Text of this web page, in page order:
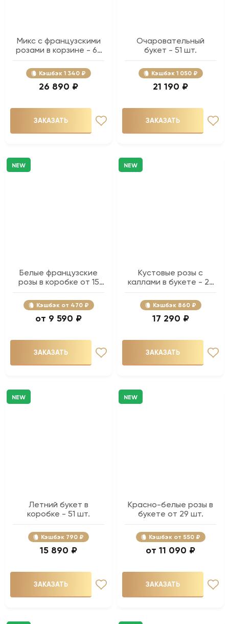
Микс с французскими
розами в корзине - 65
шт.
Кэшбэк 1 340 ₽
26 890 ₽
ЗАКАЗАТЬ
Очаровательный
букет - 51 шт.
Кэшбэк 1 050 ₽
21 190 ₽
ЗАКАЗАТЬ
NEW
Белые французские
розы в коробке от 15
шт.
Кэшбэк 470 ₽
9 590 ₽
ЗАКАЗАТЬ
NEW
Кустовые розы с
каллами в букете - 29
шт.
Кэшбэк 860 ₽
17 290 ₽
ЗАКАЗАТЬ
NEW
Летний букет в
коробке - 51 шт.
Кэшбэк 790 ₽
15 890 ₽
ЗАКАЗАТЬ
NEW
Красно-белые розы в
букете от 29 шт.
Кэшбэк 550 ₽
11 090 ₽
ЗАКАЗАТЬ